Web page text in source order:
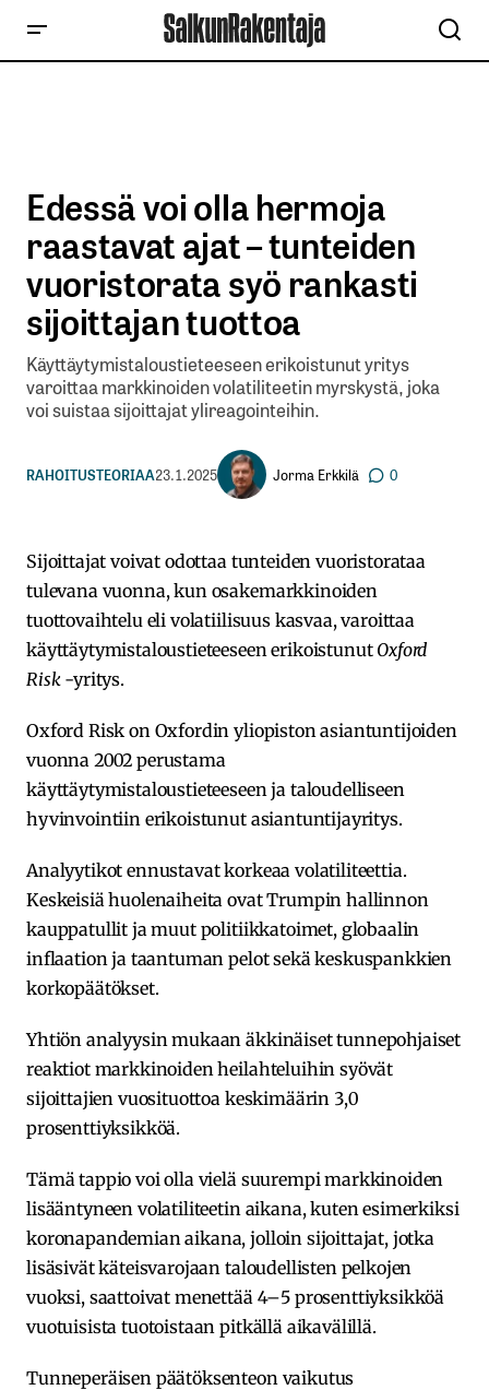
Edessä voi olla hermoja
raastavat ajat – tunteiden
vuoristorata syö rankasti
sijoittajan tuottoa
Käyttäytymistaloustieteeseen erikoistunut yritys
varoittaa markkinoiden volatiliteetin myrskystä, joka
voi suistaa sijoittajat ylireagointeihin.
RAHOITUSTEORIAA23.1.2025 Jorma Erkkilä 0
Sijoittajat voivat odottaa tunteiden vuoristorataa
tulevana vuonna, kun osakemarkkinoiden
tuottovaihtelu eli volatiilisuus kasvaa, varoittaa
käyttäytymistaloustieteeseen erikoistunut Oxford
Risk-yritys.
Oxford Risk on Oxfordin yliopiston asiantuntijoiden
vuonna 2002 perustama
käyttäytymistaloustieteeseen ja taloudelliseen
hyvinvointiin erikoistunut asiantuntijayritys.
Analyytikot ennustavat korkeaa volatiliteettia.
Keskeisiä huolenaiheita ovat Trumpin hallinnon
kauppatullit ja muut politiikkatoimet, globaalin
inflaation ja taantuman pelot sekä keskuspankkien
korkopäätökset.
Yhtiön analyysin mukaan äkkinäiset tunnepohjaiset
reaktiot markkinoiden heilahteluihin syövät
sijoittajien vuosituottoa keskimäärin 3,0
prosenttiyksikköä.
Tämä tappio voi olla vielä suurempi markkinoiden
lisääntyneen volatiliteetin aikana, kuten esimerkiksi
koronapandemian aikana, jolloin sijoittajat, jotka
lisäsivät käteisvarojaan taloudellisten pelkojen
vuoksi, saattoivat menettää 4–5 prosenttiyksikköä
vuotuisista tuotoistaan pitkällä aikavälillä.
Tunneperäisen päätöksenteon vaikutus